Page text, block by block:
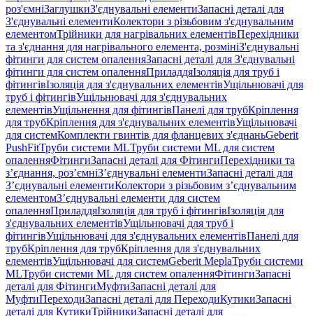
роз'ємніЗаглушкиЗ'єднувальні елементиЗапасні деталі для
З'єднувальні елементиКолектори з різьбовим з'єднувальним
елементомТрійники для нагрівальних елементівПерехідники
та з'єднання для нагрівального елемента, розмініЗ'єднувальні
фітинги для систем опаленняЗапасні деталі для З'єднувальні
фітинги для систем опаленняПриладдяІзоляція для труб і
фітингівІзоляція для з'єднувальних елементівУщільнювачі для
труб і фітингівУщільнювачі для з'єднувальних
елементівУщільнення для фітингівПанелі для трубКріплення
для трубКріплення для з'єднувальних елементівУщільнювачі
для системКомплекти гвинтів для фланцевих з'єднаньGeberit
PushFitТруби системи MLТруби системи ML для систем
опаленняФітингиЗапасні деталі для ФітингиПерехідники та
з’єднання, роз’ємніЗ’єднувальні елементиЗапасні деталі для
З’єднувальні елементиКолектори з різьбовим з’єднувальним
елементомЗ’єднувальні елементи для систем
опаленняПриладдяІзоляція для труб і фітингівІзоляція для
з'єднувальних елементівУщільнювачі для труб і
фітингівУщільнювачі для з'єднувальних елементівПанелі для
трубКріплення для трубКріплення для з'єднувальних
елементівУщільнювачі для системGeberit MeplaТруби системи
MLТруби системи ML для систем опаленняФітингиЗапасні
деталі для ФітингиМуфтиЗапасні деталі для
МуфтиПереходиЗапасні деталі для ПереходиКутикиЗапасні
деталі для КутикиТрійникиЗапасні деталі для